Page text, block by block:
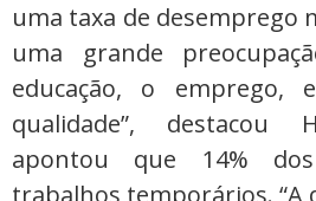
uma taxa de desemprego
uma grande
educação, o emprego,
qualidade”, destacou
apontou que 14%